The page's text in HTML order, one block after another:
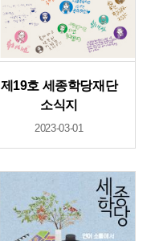
제19호 세종학당재단
소식지
2023-03-01